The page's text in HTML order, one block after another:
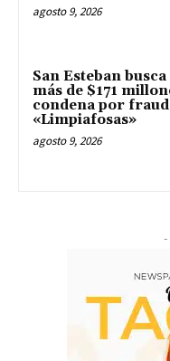
agosto 9, 2026
San Esteban
más de $171
condena por
«Limpiafosas»
agosto 9, 2026
-